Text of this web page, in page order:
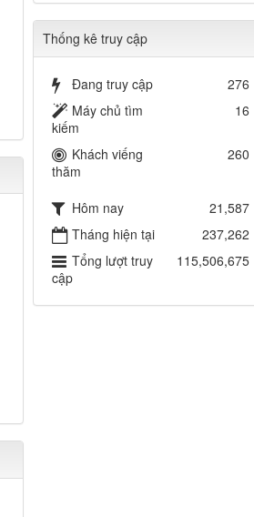
Thống kê truy cập
Đang truy cập
276
Máy chủ tìm
kiếm
16
Khách viếng
thăm
260
Hôm nay
21,587
Tháng hiện tại
237,262
Tổng lượt truy
cập
115,506,675